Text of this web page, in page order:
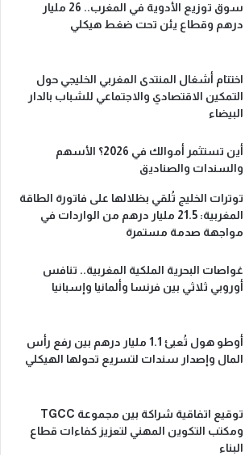
سوق توزيع الأدوية في المغرب.. 26 مليار
درهم وقطاع يئن تحت ضغط هيكلي
اختتام أشغال المنتدى المغربي الخليجي حول
التمكين الاقتصادي والاجتماعي للشباب بالدار
البيضاء
أين تستثمر أموالك في 2026؟ الأسهم
والسندات والصناديق
توترات الخليج تُلقي بظلالها على فاتورة الطاقة
المغربية: 21.5 مليار درهم من الواردات في
مواجهة صدمة مستمرة
غواصات البحرية الملكية المغربية.. تنافس
أوروبي ثلاثي بين فرنسا وألمانيا وإسبانيا
أوطو هول تُعبئ 1.1 مليار درهم بين رفع رأس
المال وإصدار سندات لتسريع تحولها الهيكلي
توقيع اتفاقية شراكة بين مجموعة TGCC
ومكتب التكوين المهني لتعزيز كفاءات قطاع
البناء